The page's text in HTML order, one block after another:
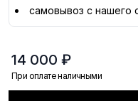
самовывоз с нашего
14 000 ₽
При оплате наличными